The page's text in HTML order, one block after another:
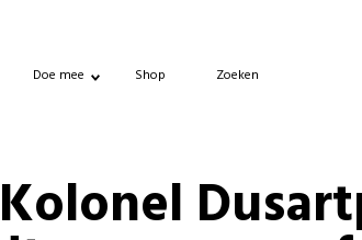
Doe mee Shop Zoeken